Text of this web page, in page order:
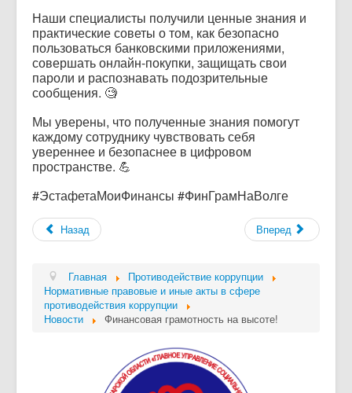
Наши специалисты получили ценные знания и
практические советы о том, как безопасно
пользоваться банковскими приложениями,
совершать онлайн-покупки, защищать свои
пароли и распознавать подозрительные
сообщения. 🧐
Мы уверены, что полученные знания помогут
каждому сотруднику чувствовать себя
увереннее и безопаснее в цифровом
пространстве. 💪
#ЭстафетаМоиФинансы #ФинГрамНаВолге
Назад Вперед
Главная
Противодействие коррупции
Нормативные правовые и иные акты в сфере
противодействия коррупции
Новости
Финансовая грамотность на высоте!